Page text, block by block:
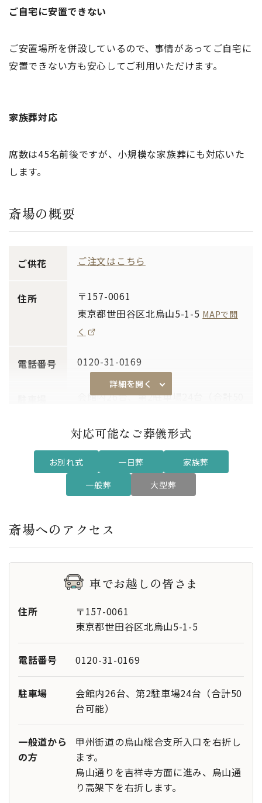
ご自宅に安置できない
ご安置場所を併設しているので、事情があってご自宅に
安置できない方も安心してご利用いただけます。
家族葬対応
席数は45名前後ですが、小規模な家族葬にも対応いた
します。
斎場の概要
ご供花 ご注文はこちら
住所
〒157-0061
東京都世田谷区北烏山5-1-5 MAPで開
く
電話番号 0120-31-0169
会館内26台、第2駐車場24台（合計50
安置室
あり
式場 2
あり
リー
対応
対応宗教 全ての宗教・宗派に対応いたします
備
お清め室（30名程度）1F，2F共に
洋室
控室（家族，式師用8畳）
霊安室 1日￥1,000（要納棺）
厨房
詳細を開く
対応可能なご葬儀形式
お別れ式 一日葬
家族葬
一般葬
大型葬
斎場へのアクセス
車でお越しの皆さま
住所
〒157-0061
東京都世田谷区北烏山5-1-5
電話番号 0120-31-0169
駐車場
会館内26台、第2駐車場24台（合計50
台可能）
一般道から
の方
甲州街道の烏山総合支所入口を右折し
ます。
烏山通りを吉祥寺方面に進み、烏山通
り高架下を右折します。